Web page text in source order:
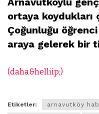
ortaya koydukları
Çoğunluğu
araya gelerek bir
(daha&helliip;)
Etiketler: arnavutköy